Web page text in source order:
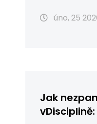
úno, 25
Jak